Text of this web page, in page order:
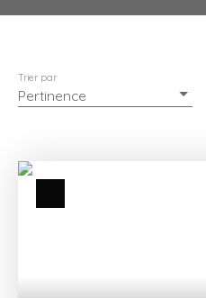
Pertinence
Trier par